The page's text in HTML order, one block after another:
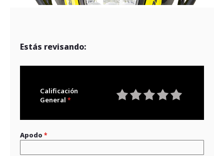
Estás revisando:
Calificación
General
Apodo